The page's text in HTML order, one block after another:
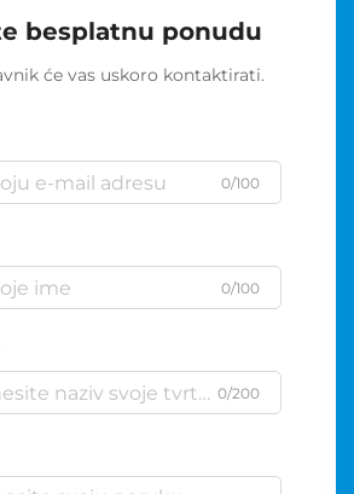
besplatnu ponudu
će vas uskoro kontaktirati.
0/100
0/100
0/200